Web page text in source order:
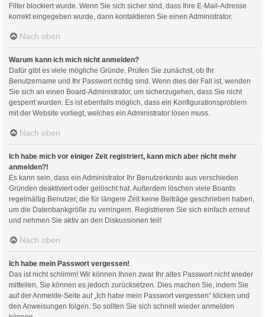
Filter blockiert wurde. Wenn Sie sich sicher sind, dass Ihre E-Mail-Adresse
korrekt eingegeben wurde, dann kontaktieren Sie einen Administrator.
Nach oben
Warum kann ich mich nicht anmelden?
Dafür gibt es viele mögliche Gründe. Prüfen Sie zunächst, ob Ihr
Benutzername und Ihr Passwort richtig sind. Wenn dies der Fall ist, wenden
Sie sich an einen Board-Administrator, um sicherzugehen, dass Sie nicht
gesperrt wurden. Es ist ebenfalls möglich, dass ein Konfigurationsproblem
mit der Website vorliegt, welches ein Administrator lösen muss.
Nach oben
Ich habe mich vor einiger Zeit registriert, kann mich aber nicht mehr
anmelden?!
Es kann sein, dass ein Administrator Ihr Benutzerkonto aus verschieden
Gründen deaktiviert oder gelöscht hat. Außerdem löschen viele Boards
regelmäßig Benutzer, die für längere Zeit keine Beiträge geschrieben haben,
um die Datenbankgröße zu verringern. Registrieren Sie sich einfach erneut
und nehmen Sie aktiv an den Diskussionen teil!
Nach oben
Ich habe mein Passwort vergessen!
Das ist nicht schlimm! Wir können Ihnen zwar Ihr altes Passwort nicht wieder
mitteilen, Sie können es jedoch zurücksetzen. Dies machen Sie, indem Sie
auf der Anmelde-Seite auf „Ich habe mein Passwort vergessen“ klicken und
den Anweisungen folgen. So sollten Sie sich schnell wieder anmelden